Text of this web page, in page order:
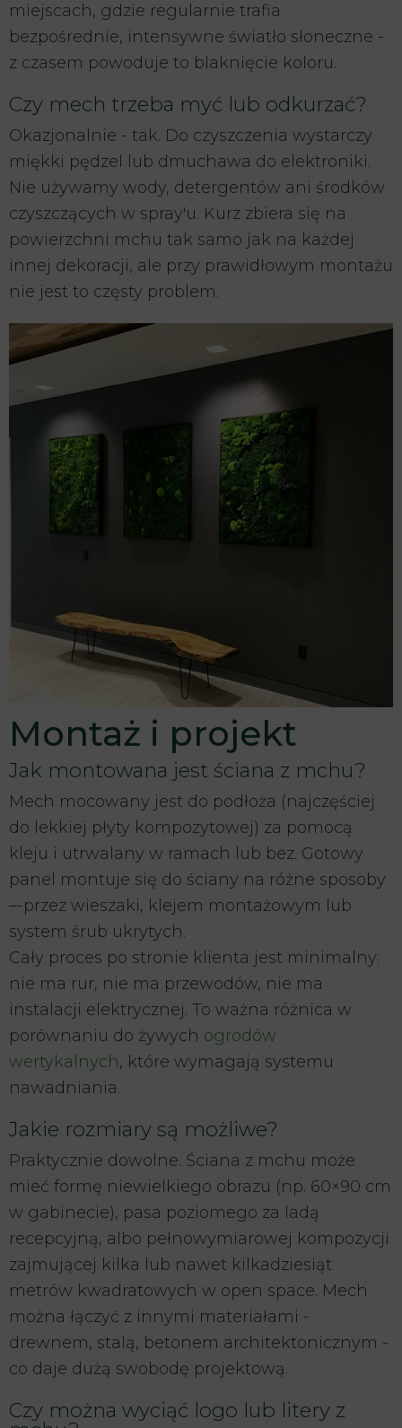
miejscach, gdzie regularnie trafia
bezpośrednie, intensywne światło słoneczne -
z czasem powoduje to blaknięcie koloru.
Czy mech trzeba myć lub odkurzać?
Okazjonalnie - tak. Do czyszczenia wystarczy
miękki pędzel lub dmuchawa do elektroniki.
Nie używamy wody, detergentów ani środków
czyszczących w spray'u. Kurz zbiera się na
powierzchni mchu tak samo jak na każdej
innej dekoracji, ale przy prawidłowym montażu
nie jest to częsty problem.
Montaż i projekt
Jak montowana jest ściana z mchu?
Mech mocowany jest do podłoża (najczęściej
do lekkiej płyty kompozytowej) za pomocą
kleju i utrwalany w ramach lub bez. Gotowy
panel montuje się do ściany na różne sposoby
–-przez wieszaki, klejem montażowym lub
system śrub ukrytych.
Cały proces po stronie klienta jest minimalny:
nie ma rur, nie ma przewodów, nie ma
instalacji elektrycznej. To ważna różnica w
porównaniu do żywych ogrodów
wertykalnych, które wymagają systemu
nawadniania.
Jakie rozmiary są możliwe?
Praktycznie dowolne. Ściana z mchu może
mieć formę niewielkiego obrazu (np. 60×90 cm
w gabinecie), pasa poziomego za ladą
recepcyjną, albo pełnowymiarowej kompozycji
zajmującej kilka lub nawet kilkadziesiąt
metrów kwadratowych w open space. Mech
można łączyć z innymi materiałami -
drewnem, stalą, betonem architektonicznym -
co daje dużą swobodę projektową.
Czy można wyciąć logo lub litery z